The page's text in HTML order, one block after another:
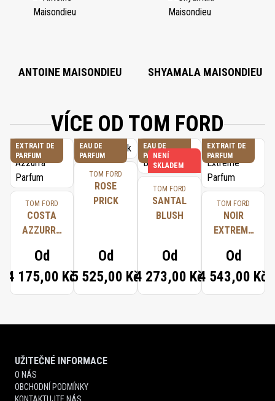
ANTOINE MAISONDIEU SHYAMALA MAISONDIEU
VÍCE OD TOM FORD
EXTRAIT DE
PARFUM
TOM FORD
COSTA
AZZURRA
Od
4 175,00 Kč
EAU DE
PARFUM
TOM FORD
ROSE
PRICK
Od
5 525,00 Kč
EAU DE
PARFUM
NENÍ
SKLADEM
TOM FORD
SANTAL
BLUSH
Od
4 273,00 Kč
EXTRAIT DE
PARFUM
TOM FORD
NOIR
EXTREME
Od
4 543,00 Kč
UŽITEČNÉ INFORMACE
O NÁS
OBCHODNÍ PODMÍNKY